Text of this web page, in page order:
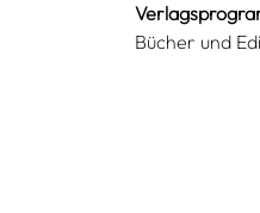
Bücher und